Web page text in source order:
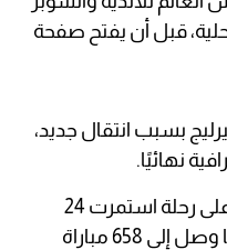
قبل أن يفتح صفحة
بسبب انتقال جديد،
نهائيًا.
وأسدل اللاعب الإنجليزي الستار على رحلة استمرت 24
موسمًا في الدوري الممتاز، بعدما وصل إلى 658 مباراة